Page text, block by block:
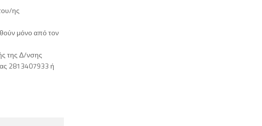
ης
μόνο από τον
της Δ/νσης
2813407933 ή